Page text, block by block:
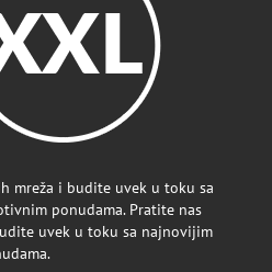
mreža i budite uvek u toku sa
ponudama. Pratite nas
uvek u toku sa najnovijim